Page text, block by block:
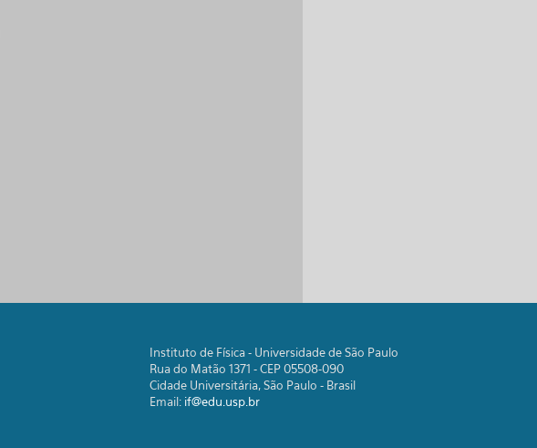
Instituto de Física - Universidade de São Paulo
Rua do Matão 1371 - CEP 05508-090
Cidade Universitária, São Paulo - Brasil
Email: if@edu.usp.br